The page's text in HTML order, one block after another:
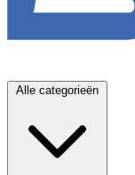
Alle categorieën